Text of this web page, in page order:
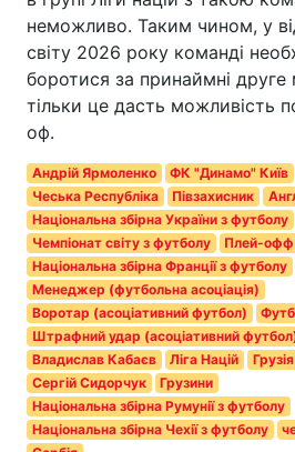
неможливо. Таким чином, у
світу 2026 року команді
боротися за принаймні друге
тільки це дасть можливість
оф.
Андрій Ярмоленко ФК "Динамо" Київ
Чеська Республіка
Півзахисник
Національна збірна України з футболу
Чемпіонат світу з футболу
Плей-офф
Національна збірна Франції з футболу
Менеджер (футбольна асоціація)
Воротар (асоціативний футбол)
Штрафний удар (асоціативний
Владислав Кабаєв
Ліга Націй
Сергій Сидорчук
Грузини
Національна збірна Румунії з футболу
Національна збірна Чехії з футболу